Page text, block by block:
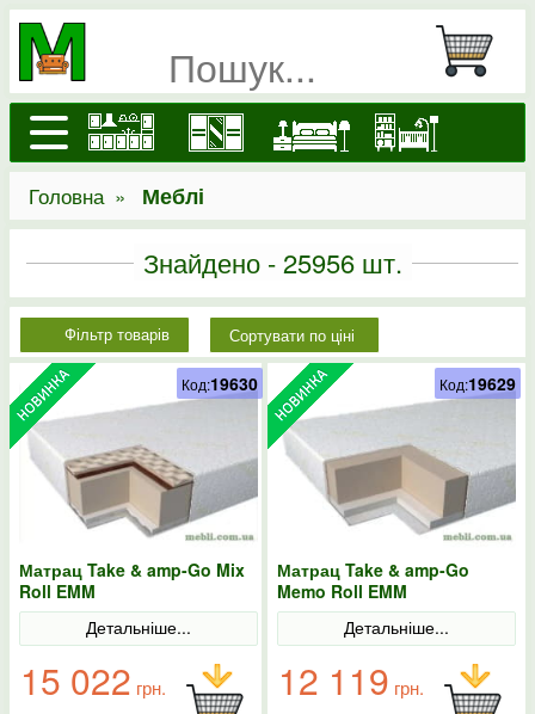
Головна» Меблі
Знайдено - 25956шт.
Фільтр товарів Сортувати по ціні
Матрац Take & amp-Go Mix
Roll EMM
Детальніше...
15 022 грн.
Код:19630
Матрац Take & amp-Go
Memo Roll EMM
Детальніше...
12 119 грн.
Код:19629